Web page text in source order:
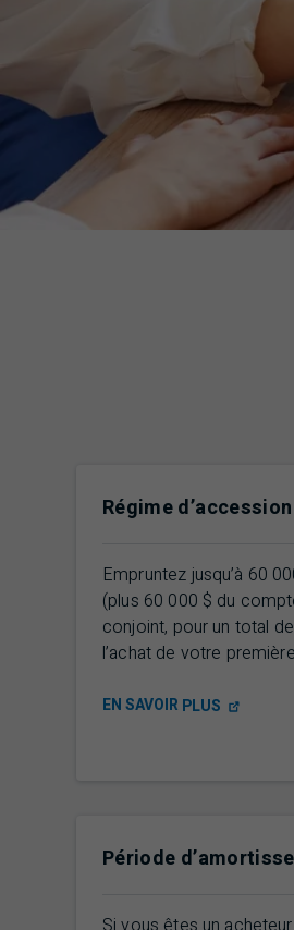
Régime
Empruntez jusqu’à 60
(plus 60 000 $ du
conjoint, pour un total de
l’achat de votre
EN SAVOIR PLUS
Période